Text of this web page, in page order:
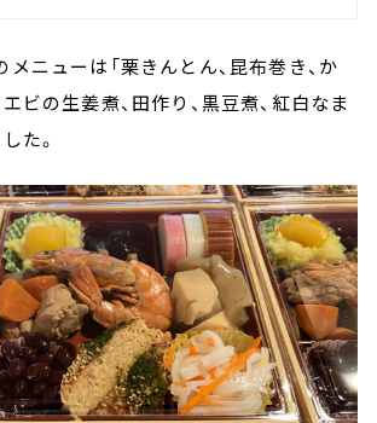
ニューは「栗きんとん、昆布巻き、か
ビの生姜煮、田作り、黒豆煮、紅白なま
た。